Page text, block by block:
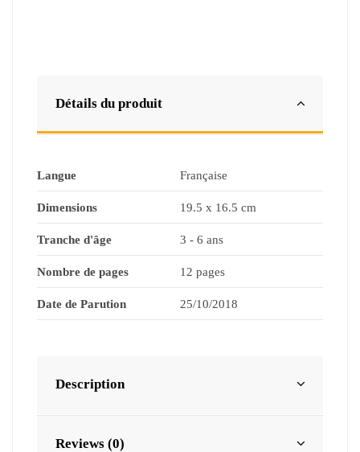
Détails du produit
Langue Française
Dimensions 19.5 x 16.5 cm
Tranche d'âge 3 - 6 ans
Nombre de pages 12 pages
Date de Parution 25/10/2018
Description
Reviews (0)